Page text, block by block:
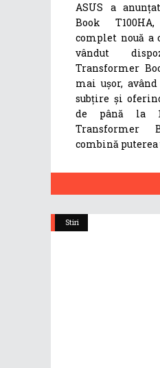
ASUS a
Book
complet nouă a
vândut
Transformer
mai ușor,
subțire și
de până la
Transformer
combină
Stiri